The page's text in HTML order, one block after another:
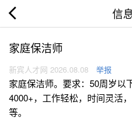
信
家庭保洁师
新宾人才网 2026.08.08 举报
家庭保洁师。要求：50周岁以
4000+，工作轻松，时间灵活
等。